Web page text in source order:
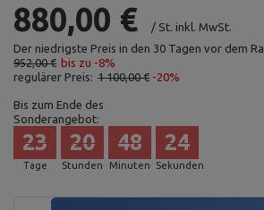
880,00 € / St. inkl. MwSt.
Der niedrigste Preis in den 30 Tagen vor dem
952,00 € bis zu -8%
regulärer Preis: 1 100,00 € -20%
Bis zum Ende des
Sonderangebot:
Tage
23
Stunden
20
Minuten
48
Sekunden
23